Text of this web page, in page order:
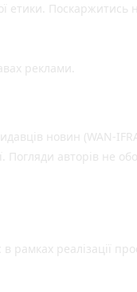
етики. Поскаржитись
реклами.
новин (WAN-
Погляди авторів не
рамках реалізації